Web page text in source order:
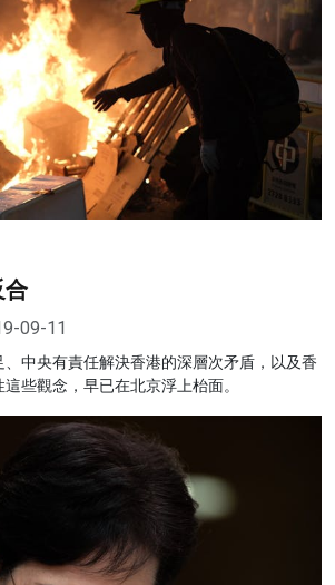
合
09-11
中央有責任解決香港的深層次矛盾，以及香
些觀念，早已在北京浮上枱面。